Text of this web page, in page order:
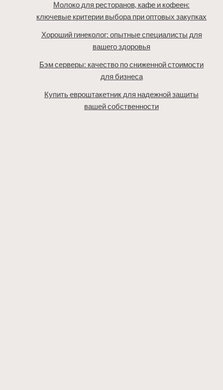
Молоко для ресторанов, кафе и кофеен:
ключевые критерии выбора при оптовых закупках
Хороший гинеколог: опытные специалисты для
вашего здоровья
Бэм серверы: качество по сниженной стоимости
для бизнеса
Купить евроштакетник для надежной защиты
вашей собственности